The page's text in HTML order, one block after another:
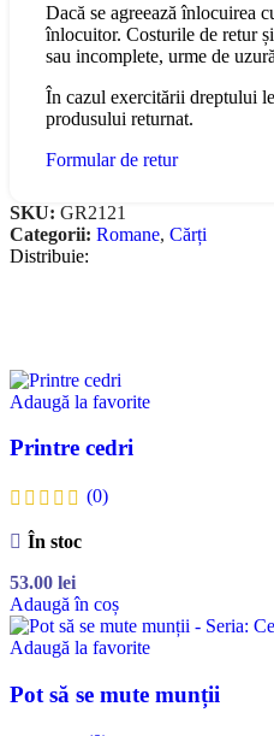
Dacă se agreează înlocuirea
înlocuitor. Costurile de retur
sau incomplete, urme de
În cazul exercitării dreptului
produsului returnat.
Formular de retur
SKU: GR2121
Categorii: Romane, Cărți
Distribuie:
Adaugă la favorite
Printre cedri
(0)
În stoc
53.00 lei
Adaugă în coș
Adaugă la favorite
Pot să se mute munții